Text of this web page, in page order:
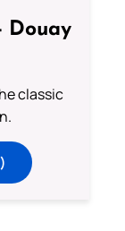
Douay
classic